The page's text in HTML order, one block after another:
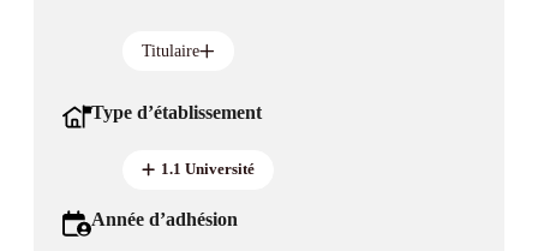
Titulaire
Type d’établissement
1.1 Université
Année d’adhésion